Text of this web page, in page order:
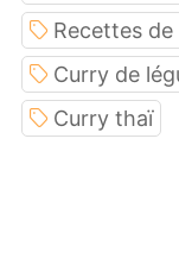
Recettes
Curry de
Curry thaï